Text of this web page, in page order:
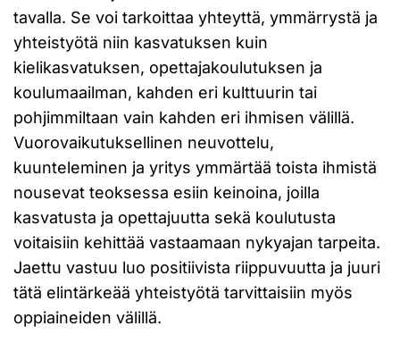
tavalla. Se voi tarkoittaa yhteyttä, ymmärrystä ja
yhteistyötä niin kasvatuksen kuin
kielikasvatuksen, opettajakoulutuksen ja
koulumaailman, kahden eri kulttuurin tai
pohjimmiltaan vain kahden eri ihmisen välillä.
Vuorovaikutuksellinen neuvottelu,
kuunteleminen ja yritys ymmärtää toista ihmistä
nousevat teoksessa esiin keinoina, joilla
kasvatusta ja opettajuutta sekä koulutusta
voitaisiin kehittää vastaamaan nykyajan tarpeita.
Jaettu vastuu luo positiivista riippuvuutta ja juuri
tätä elintärkeää yhteistyötä tarvittaisiin myös
oppiaineiden välillä.